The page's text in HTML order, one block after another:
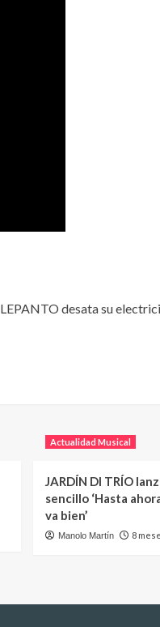
LEPANTO desata su
Actualidad Musical
JARDÍN DI TRÍO
sencillo ‘Hasta
va bien’
Manolo Martín 8